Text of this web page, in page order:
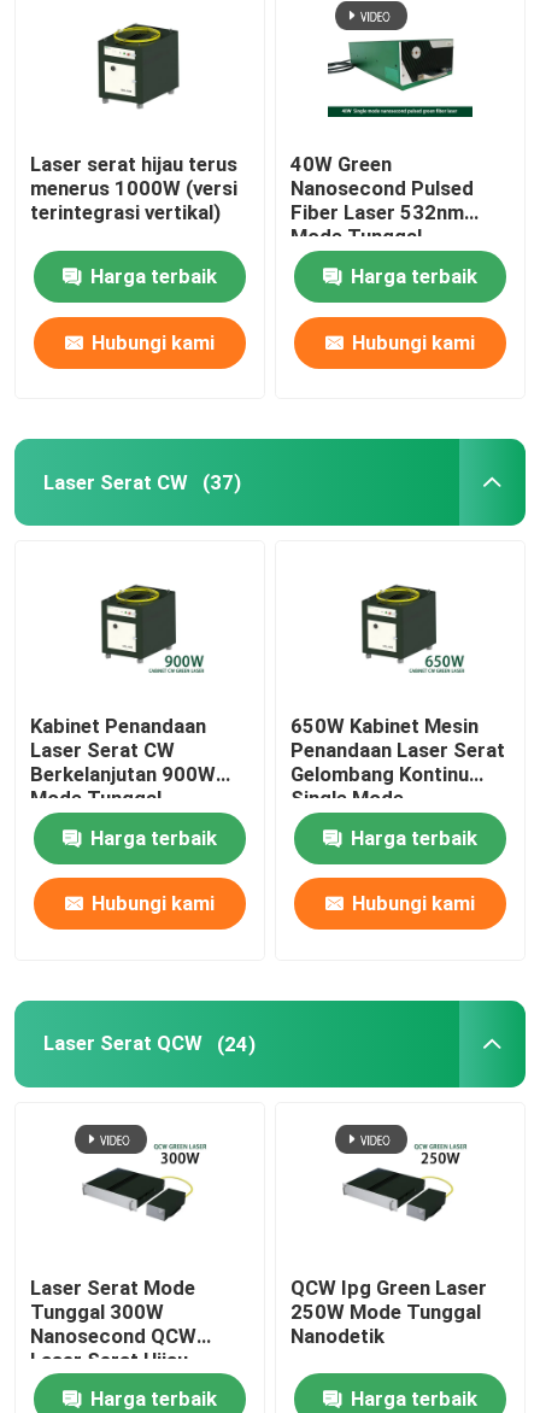
Video
Pertunjukan VR
Tur Pabrik
Kontrol kualitas
Hubungi kami
Laser Serat CW
Laser Serat QCW
Laser Serat Berdenyut
Laser Serat MOPA
Laser serat hijau terus
menerus 1000W (versi
terintegrasi vertikal)
Harga terbaik
Hubungi kami
40W Green
Nanosecond Pulsed
Fiber Laser 532nm
Mode Tunggal
Harga terbaik
Hubungi kami
Laser Serat CW (37)
Kabinet Penandaan
Laser Serat CW
Berkelanjutan 900W
Mode Tunggal
Harga terbaik
Hubungi kami
650W Kabinet Mesin
Penandaan Laser Serat
Gelombang Kontinu
Single Mode
Harga terbaik
Hubungi kami
Laser Serat QCW (24)
Laser Serat Mode
Tunggal 300W
Nanosecond QCW
Laser Serat Hijau
Harga terbaik
QCW Ipg Green Laser
250W Mode Tunggal
Nanodetik
Harga terbaik